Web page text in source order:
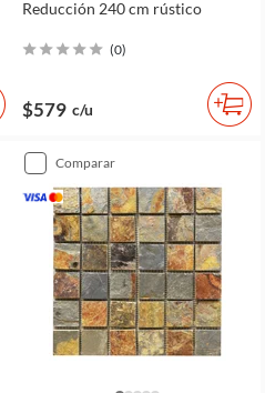
Reducción 240 cm rústico
(0)
$579 c/u
comparar